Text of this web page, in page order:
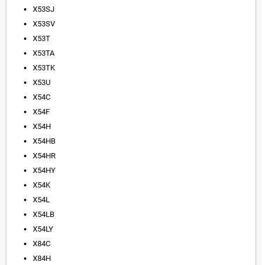
X53SJ
X53SV
X53T
X53TA
X53TK
X53U
X54C
X54F
X54H
X54HB
X54HR
X54HY
X54K
X54L
X54LB
X54LY
X84C
X84H